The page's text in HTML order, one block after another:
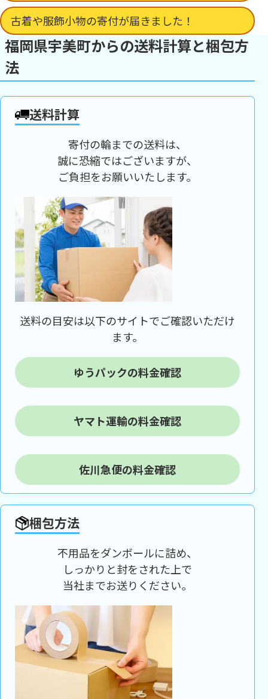
古着や服飾小物の寄付が届きました！
福岡県宇美町からの送料計算と梱包方
法
送料計算
寄付の輪までの送料は、
誠に恐縮ではございますが、
ご負担をお願いいたします。
送料の目安は以下のサイトでご確認いただけ
ます。
ゆうパックの料金確認
ヤマト運輸の料金確認
佐川急便の料金確認
梱包方法
不用品をダンボールに詰め、
しっかりと封をされた上で
当社までお送りください。